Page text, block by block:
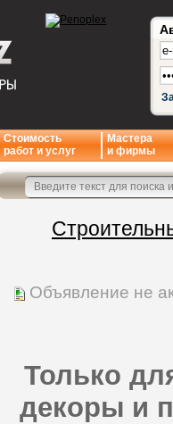
Стоимость
работ и услуг
Мастера
и фирмы
Объявление не
Только
декоры и